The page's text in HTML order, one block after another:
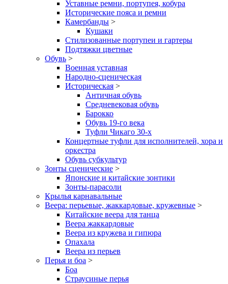
Уставные ремни, портупея, кобура
Исторические пояса и ремни
Камербанды >
Кушаки
Стилизованные портупеи и гартеры
Подтяжки цветные
Обувь >
Военная уставная
Народно-сценическая
Историческая >
Античная обувь
Средневековая обувь
Барокко
Обувь 19-го века
Туфли Чикаго 30-х
Концертные туфли для исполнителей, хора и
оркестра
Обувь субкультур
Зонты сценические >
Японские и китайские зонтики
Зонты-парасоли
Крылья карнавальные
Веера: перьевые, жаккардовые, кружевные >
Китайские веера для танца
Веера жаккардовые
Веера из кружева и гипюра
Опахала
Веера из перьев
Перья и боа >
Боа
Страусиные перья